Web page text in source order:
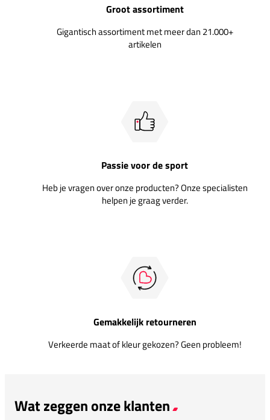
Groot assortiment
Gigantisch assortiment met meer dan 21.000+
artikelen
Passie voor de sport
Heb je vragen over onze producten? Onze specialisten
helpen je graag verder.
Gemakkelijk retourneren
Verkeerde maat of kleur gekozen? Geen probleem!
Wat zeggen onze klanten